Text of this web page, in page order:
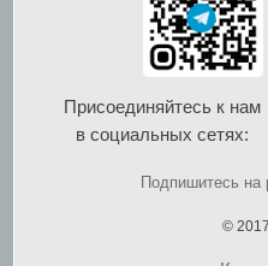
Шкафы
Присоединяйтесь к нам
в социальных сетях:
Подпишитесь на
©